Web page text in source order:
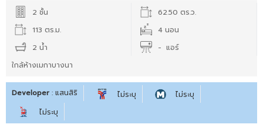
2 ชั้น
62.50 ตร.ว.
113 ตร.ม.
4 นอน
2 น้ำ
- แอร์
ใกล้ห้างเมกาบางนา
Developer : แสนสิริ ไม่ระบุ
ไม่ระบุ
ไม่ระบุ